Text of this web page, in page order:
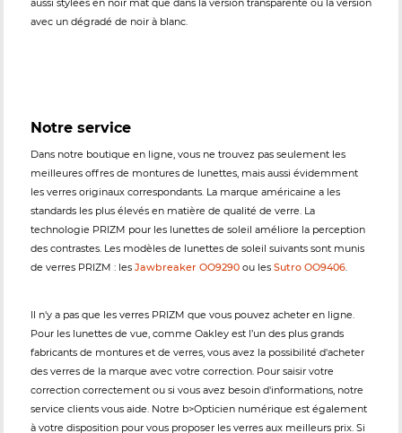
aussi stylées en noir mat que dans la version transparente ou la version
avec un dégradé de noir à blanc.
Notre service
Dans notre boutique en ligne, vous ne trouvez pas seulement les
meilleures offres de montures de lunettes, mais aussi évidemment
les verres originaux correspondants. La marque américaine a les
standards les plus élevés en matière de qualité de verre. La
technologie PRIZM pour les lunettes de soleil améliore la perception
des contrastes. Les modèles de lunettes de soleil suivants sont munis
de verres PRIZM : les Jawbreaker OO9290 ou les Sutro OO9406.
Il n'y a pas que les verres PRIZM que vous pouvez acheter en ligne.
Pour les lunettes de vue, comme Oakley est l’un des plus grands
fabricants de montures et de verres, vous avez la possibilité d'acheter
des verres de la marque avec votre correction. Pour saisir votre
correction correctement ou si vous avez besoin d'informations, notre
service clients vous aide. Notre b>Opticien numérique est également
à votre disposition pour vous proposer les verres aux meilleurs prix. Si